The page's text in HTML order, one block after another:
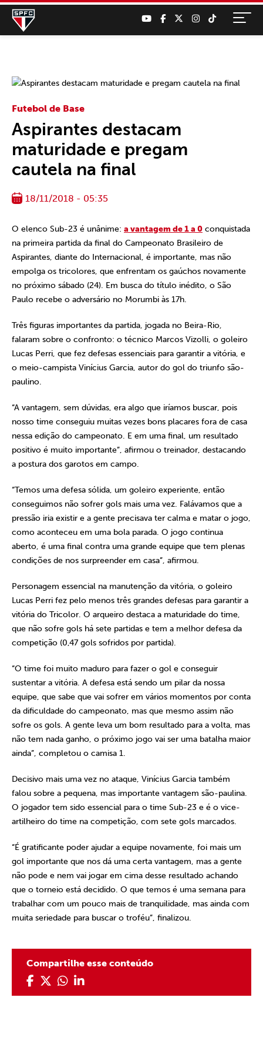
Futebol de Base
Aspirantes destacam
maturidade e pregam
cautela na final
18/11/2018 - 05:35
O elenco Sub-23 é unânime: a vantagem de 1 a 0 conquistada
na primeira partida da final do Campeonato Brasileiro de
Aspirantes, diante do Internacional, é importante, mas não
empolga os tricolores, que enfrentam os gaúchos novamente
no próximo sábado (24). Em busca do título inédito, o São
Paulo recebe o adversário no Morumbi às 17h.
Três figuras importantes da partida, jogada no Beira-Rio,
falaram sobre o confronto: o técnico Marcos Vizolli, o goleiro
Lucas Perri, que fez defesas essenciais para garantir a vitória, e
o meio-campista Vinícius Garcia, autor do gol do triunfo são-
paulino.
“A vantagem, sem dúvidas, era algo que iríamos buscar, pois
nosso time conseguiu muitas vezes bons placares fora de casa
nessa edição do campeonato. E em uma final, um resultado
positivo é muito importante”, afirmou o treinador, destacando
a postura dos garotos em campo.
“Temos uma defesa sólida, um goleiro experiente, então
conseguimos não sofrer gols mais uma vez. Falávamos que a
pressão iria existir e a gente precisava ter calma e matar o jogo,
como aconteceu em uma bola parada. O jogo continua
aberto, é uma final contra uma grande equipe que tem plenas
condições de nos surpreender em casa”, afirmou.
Personagem essencial na manutenção da vitória, o goleiro
Lucas Perri fez pelo menos três grandes defesas para garantir a
vitória do Tricolor. O arqueiro destaca a maturidade do time,
que não sofre gols há sete partidas e tem a melhor defesa da
competição (0,47 gols sofridos por partida).
“O time foi muito maduro para fazer o gol e conseguir
sustentar a vitória. A defesa está sendo um pilar da nossa
equipe, que sabe que vai sofrer em vários momentos por conta
da dificuldade do campeonato, mas que mesmo assim não
sofre os gols. A gente leva um bom resultado para a volta, mas
não tem nada ganho, o próximo jogo vai ser uma batalha maior
ainda”, completou o camisa 1.
Decisivo mais uma vez no ataque, Vinícius Garcia também
falou sobre a pequena, mas importante vantagem são-paulina.
O jogador tem sido essencial para o time Sub-23 e é o vice-
artilheiro do time na competição, com sete gols marcados.
“É gratificante poder ajudar a equipe novamente, foi mais um
gol importante que nos dá uma certa vantagem, mas a gente
não pode e nem vai jogar em cima desse resultado achando
que o torneio está decidido. O que temos é uma semana para
trabalhar com um pouco mais de tranquilidade, mas ainda com
muita seriedade para buscar o troféu”, finalizou.
Compartilhe esse conteúdo